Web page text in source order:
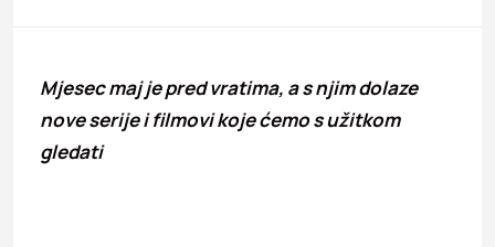
Mjesec maj je pred vratima, a s njim dolaze
nove serije i filmovi koje ćemo s užitkom
gledati